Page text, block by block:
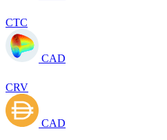
CTC
CAD
CRV
CAD